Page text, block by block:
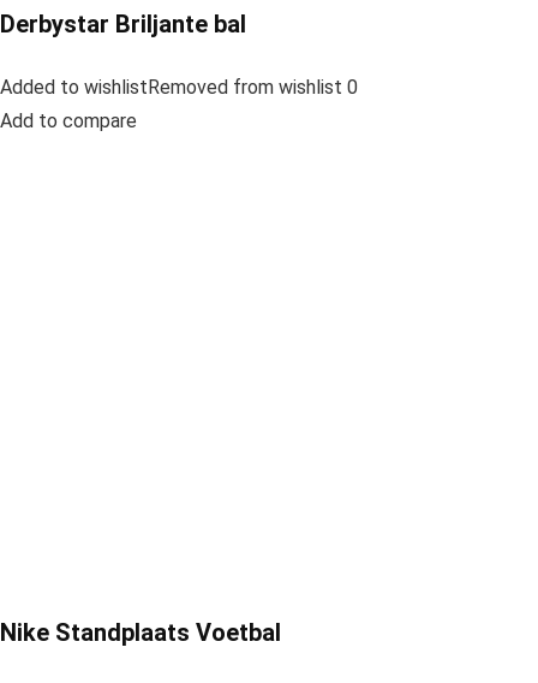
Derbystar Briljante bal
Added to wishlistRemoved from wishlist 0
Add to compare
Nike Standplaats Voetbal